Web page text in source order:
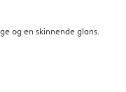
og en skinnende glans.